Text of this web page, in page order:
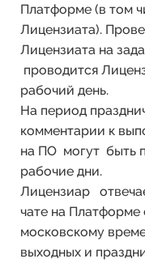
Платформе (в том
Лицензиата).
Лицензиата на
проводится
рабочий день.
На период
комментарии к
на ПО могут быть
рабочие дни.
Лицензиар
чате на Платформе
московскому
выходных и